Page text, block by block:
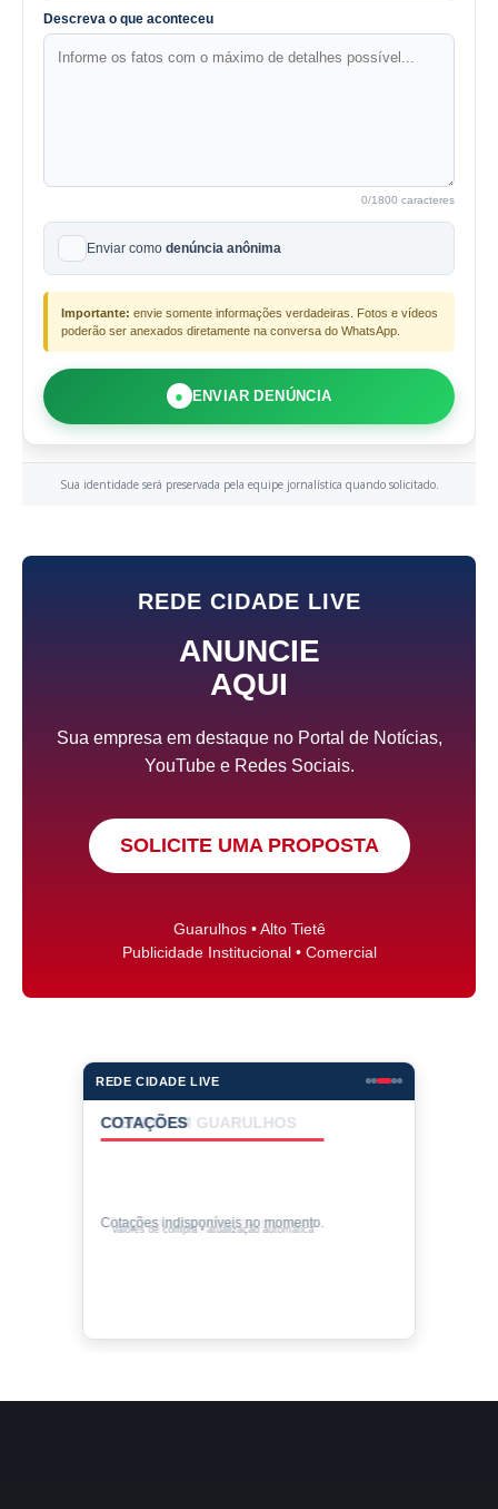
Descreva o que aconteceu
0/1800 caracteres
Enviar como denúncia anônima
Importante: envie somente informações verdadeiras. Fotos e vídeos
poderão ser anexados diretamente na conversa do WhatsApp.
● ENVIAR DENÚNCIA
Sua identidade será preservada pela equipe jornalística quando solicitado.
REDE CIDADE LIVE
ANUNCIE
AQUI
Sua empresa em destaque no Portal de Notícias,
YouTube e Redes Sociais.
SOLICITE UMA PROPOSTA
Guarulhos • Alto Tietê
Publicidade Institucional • Comercial
REDE CIDADE LIVE
COTAÇÕES
Cotações indisponíveis no momento.
Valores de compra • atualização automática